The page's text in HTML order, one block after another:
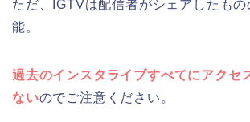
ただ、IGTVは配信者がシェアしたも
能。
過去のインスタライブすべてにアクセ
ないのでご注意ください。